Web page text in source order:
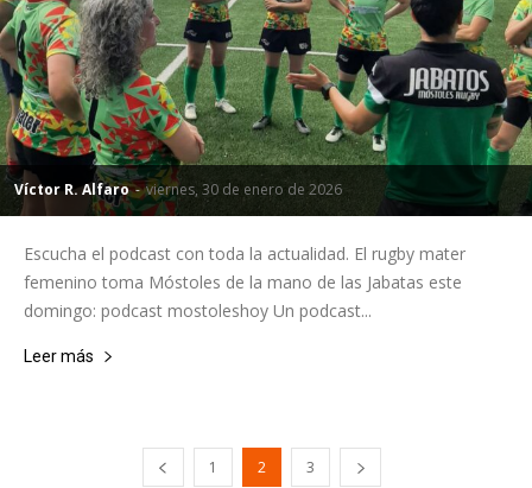
Víctor R. Alfaro - viernes, 30 de enero de 2026
Escucha el podcast con toda la actualidad. El rugby mater
femenino toma Móstoles de la mano de las Jabatas este
domingo: podcast mostoleshoy Un podcast...
Leer más
1 2 3